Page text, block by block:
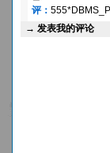
评：
→ 发表我的评论